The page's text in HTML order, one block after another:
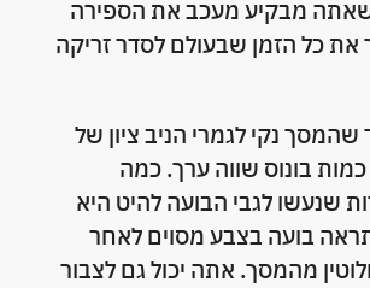
מבקיע מעכב את הספירה
את כל הזמן שבעולם לסדר זריקה
נקי לגמרי הניב ציון של
עם כמות בונוס שווה ערך. כמה
שנעשו לגבי הבועה להיט היא
בועה בצבע מסוים לאחר
מהמסך. אתה יכול גם לצבור